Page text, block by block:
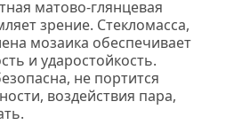
матово-глянцевая
зрение. Стекломасса,
мозаика обеспечивает
и ударостойкость.
не портится
воздействия пара,